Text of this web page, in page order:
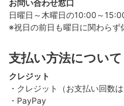
お問い合わせ窓口
日曜日～木曜日の10:00～
※祝日の前日も曜日に関わらず
支払い方法について
クレジット
・クレジット（お支払い回数
・PayPay